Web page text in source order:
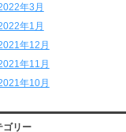
年3月
年1月
年12月
年11月
年10月
ゴリー